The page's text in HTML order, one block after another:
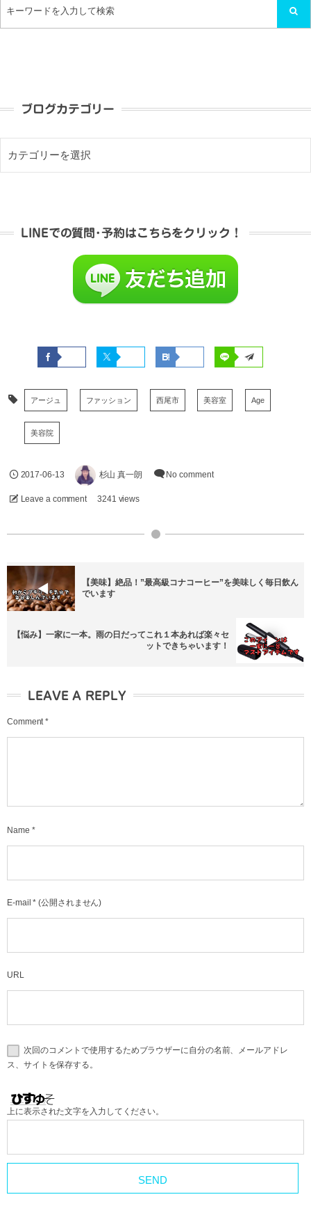
ブログカテゴリー
LINEでの質問･予約はこちらをクリック！
アージュ ファッション 西尾市 美容室 Age
美容院
2017-06-13 杉山 真一朗 No comment
Leave a comment 3241 views
【美味】絶品！”最高級コナコーヒー”を美味しく毎日飲ん
でいます
【悩み】一家に一本。雨の日だってこれ１本あれば楽々セ
ットできちゃいます！
LEAVE A REPLY
Comment *
Name *
E-mail * (公開されません)
URL
次回のコメントで使用するためブラウザーに自分の名前、メールアドレ
ス、サイトを保存する。
上に表示された文字を入力してください。